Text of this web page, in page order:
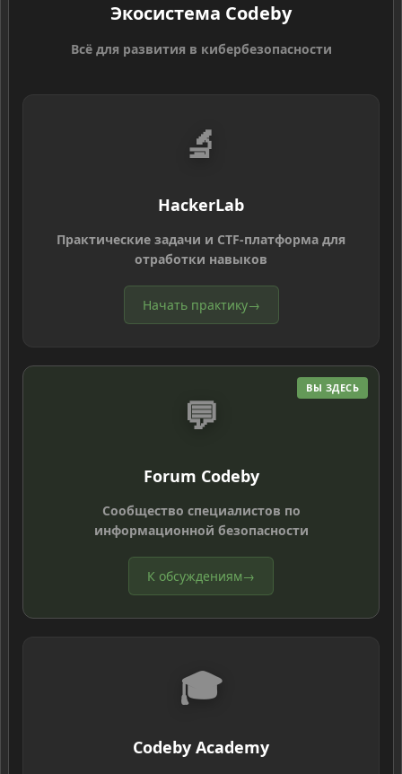
Экосистема Codeby
Всё для развития в кибербезопасности
🔬
HackerLab
Практические задачи и CTF-платформа для
отработки навыков
Начать практику→
ВЫ ЗДЕСЬ
💬
Forum Codeby
Сообщество специалистов по
информационной безопасности
К обсуждениям→
🎓
Codeby Academy